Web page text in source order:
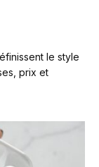
le style
prix et